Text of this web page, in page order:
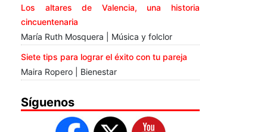
Los altares de Valencia, una historia
cincuentenaria
María Ruth Mosquera | Música y folclor
Siete tips para lograr el éxito con tu pareja
Maira Ropero | Bienestar
Síguenos